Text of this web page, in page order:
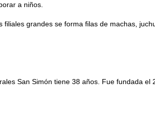
a niños.
filiales grandes se forma filas de machas,
San Simón tiene 38 años. Fue fundada el